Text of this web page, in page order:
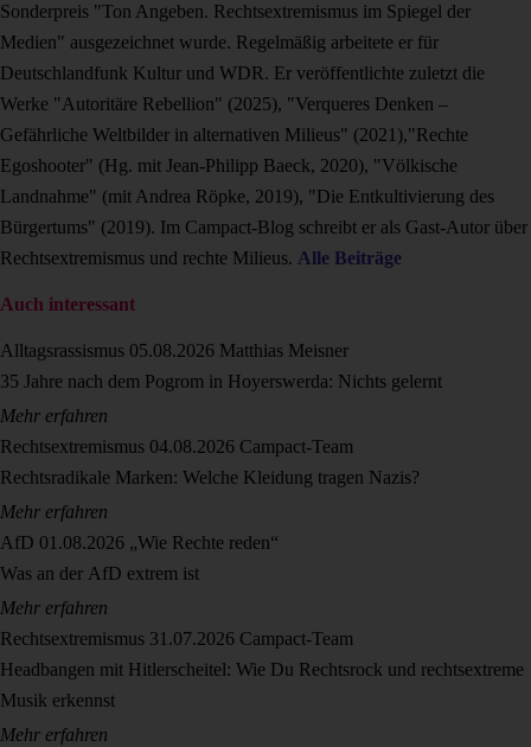
Sonderpreis "Ton Angeben. Rechtsextremismus im Spiegel der
Medien" ausgezeichnet wurde. Regelmäßig arbeitete er für
Deutschlandfunk Kultur und WDR. Er veröffentlichte zuletzt die
Werke "Autoritäre Rebellion" (2025), "Verqueres Denken –
Gefährliche Weltbilder in alternativen Milieus" (2021),"Rechte
Egoshooter" (Hg. mit Jean-Philipp Baeck, 2020), "Völkische
Landnahme" (mit Andrea Röpke, 2019), "Die Entkultivierung des
Bürgertums" (2019). Im Campact-Blog schreibt er als Gast-Autor über
Rechtsextremismus und rechte Milieus. Alle Beiträge
Auch interessant
Alltagsrassismus 05.08.2026 Matthias Meisner
35 Jahre nach dem Pogrom in Hoyerswerda: Nichts gelernt
Mehr erfahren
Rechtsextremismus 04.08.2026 Campact-Team
Rechtsradikale Marken: Welche Kleidung tragen Nazis?
Mehr erfahren
AfD 01.08.2026 „Wie Rechte reden“
Was an der AfD extrem ist
Mehr erfahren
Rechtsextremismus 31.07.2026 Campact-Team
Headbangen mit Hitlerscheitel: Wie Du Rechtsrock und rechtsextreme
Musik erkennst
Mehr erfahren